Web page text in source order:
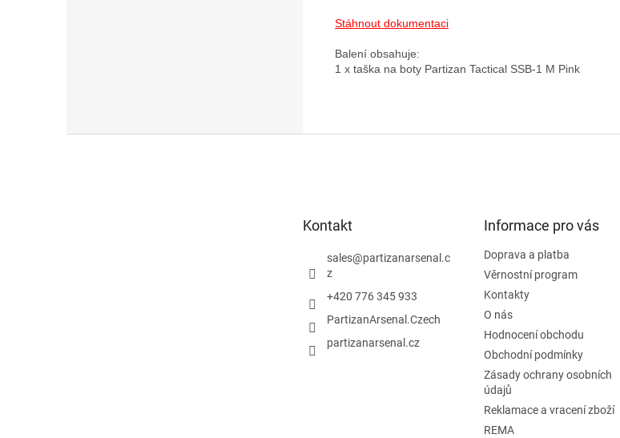
Stáhnout dokumentaci
Balení obsahuje:
Kontakt
sales@partizanarsenal.c
z
+420 776 345 933
PartizanArsenal.Czech
partizanarsenal.cz
Informace pro vás
Doprava a platba
Věrnostní program
Kontakty
O nás
Hodnocení obchodu
Obchodní podmínky
Zásady ochrany osobních
údajů
Reklamace a vracení zboží
REMA